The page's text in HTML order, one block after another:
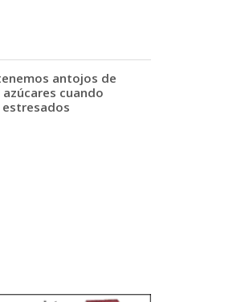
antojos de
azúcares cuando